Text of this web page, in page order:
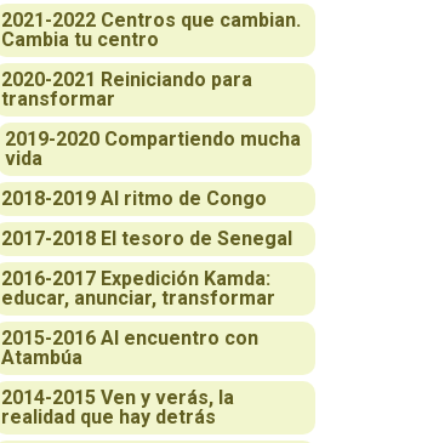
2021-2022 Centros que cambian.
Cambia tu centro
2020-2021 Reiniciando para
transformar
2019-2020 Compartiendo mucha
vida
2018-2019 Al ritmo de Congo
2017-2018 El tesoro de Senegal
2016-2017 Expedición Kamda:
educar, anunciar, transformar
2015-2016 Al encuentro con
Atambúa
2014-2015 Ven y verás, la
realidad que hay detrás